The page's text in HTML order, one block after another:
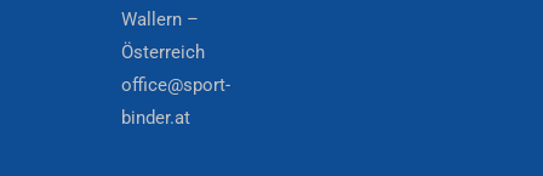
Wallern –
Österreich
office@sport-
binder.at